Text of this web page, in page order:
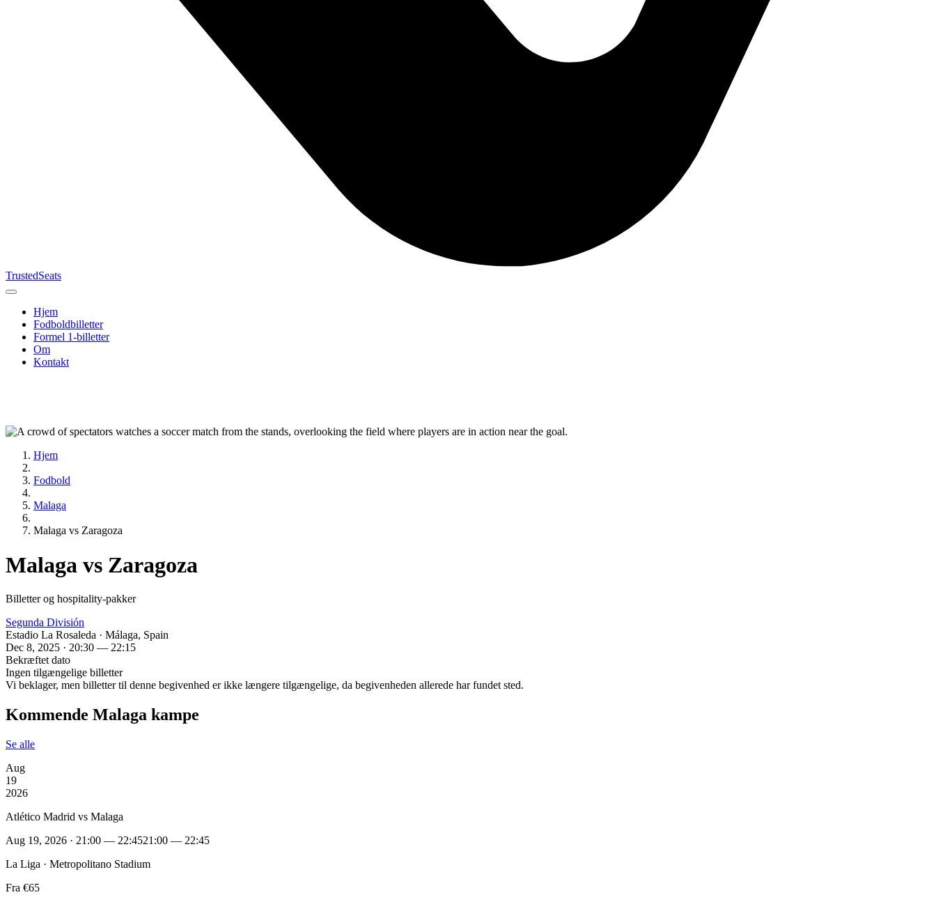
TrustedSeats
Hjem
Fodboldbilletter
Formel 1-billetter
Om
Kontakt
Hjem
Fodbold
Malaga
Malaga vs Zaragoza
Malaga vs Zaragoza
Billetter og hospitality-pakker
Segunda División
Estadio La Rosaleda · Málaga, Spain
Dec 8, 2025 · 20:30 — 22:15
Bekræftet dato
Ingen tilgængelige billetter
Vi beklager, men billetter til denne begivenhed er ikke længere tilgængelige, da begivenheden allerede har fundet sted.
Kommende Malaga kampe
Se alle
Aug
19
2026
Atlético Madrid vs Malaga
Aug 19, 2026 · 21:00 — 22:4521:00 — 22:45
La Liga · Metropolitano Stadium
Fra €65